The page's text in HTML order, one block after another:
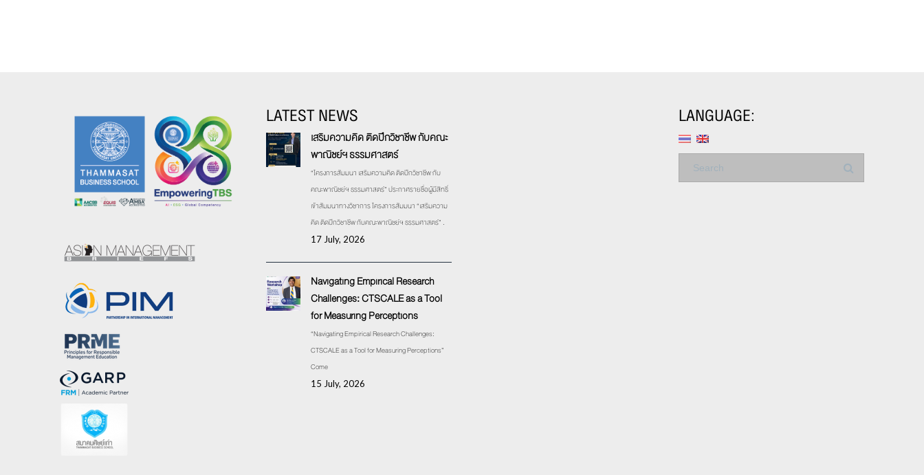
LATEST NEWS
เสริมความคิด ติดปีกวิชาชีพ กับคณะ
พาณิชย์ฯ ธรรมศาสตร์
“โครงการสัมมนา เสริมความคิด ติดปีกวิชาชีพ กับ
คณะพาณิชย์ฯ ธรรมศาสตร์” ประกาศรายชื่อผู้มีสิทธิ์
เข้าสัมมนาทางวิชาการ โครงการสัมมนา “เสริมความ
คิด ติดปีกวิชาชีพ กับคณะพาณิชย์ฯ ธรรมศาสตร์” .
17 July, 2026
Navigating Empirical Research
Challenges: CTSCALE as a Tool
for Measuring Perceptions
“Navigating Empirical Research Challenges:
CTSCALE as a Tool for Measuring Perceptions”
Come
15 July, 2026
LANGUAGE: